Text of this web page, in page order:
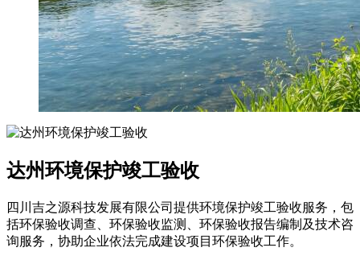
达州环境保护竣工验收
四川吉之源科技发展有限公司提供环境保护竣工验收服务，包
括环保验收调查、环保验收监测、环保验收报告编制及技术咨
询服务，协助企业依法完成建设项目环保验收工作。